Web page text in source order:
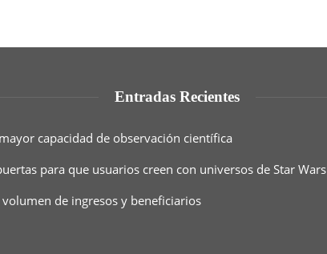
Entradas Recientes
capacidad de observación científica
para que usuarios creen con universos de Star Wars
de ingresos y beneficiarios